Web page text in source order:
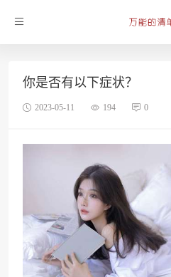
你是否有以下症状？
2023-05-11 194 0